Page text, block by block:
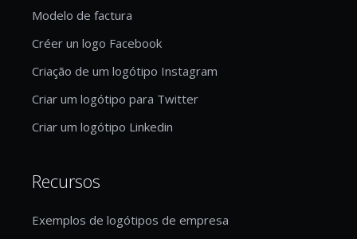
Modelo de factura
Créer un logo Facebook
Criação de um logótipo Instagram
Criar um logótipo para Twitter
Criar um logótipo Linkedin
Recursos
Exemplos de logótipos de empresa